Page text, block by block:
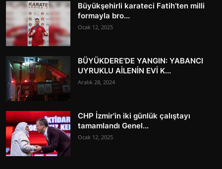
Büyükşehirli karateci Fatih’ten milli
formayla bro...
Ocak 12, 2025
BÜYÜKDERE'DE YANGIN: YABANCI
UYRUKLU AİLENİN EVİ K...
Aralık 28, 2024
CHP İzmir'in iki günlük çalıştayı
tamamlandı Genel...
Ocak 12, 2025